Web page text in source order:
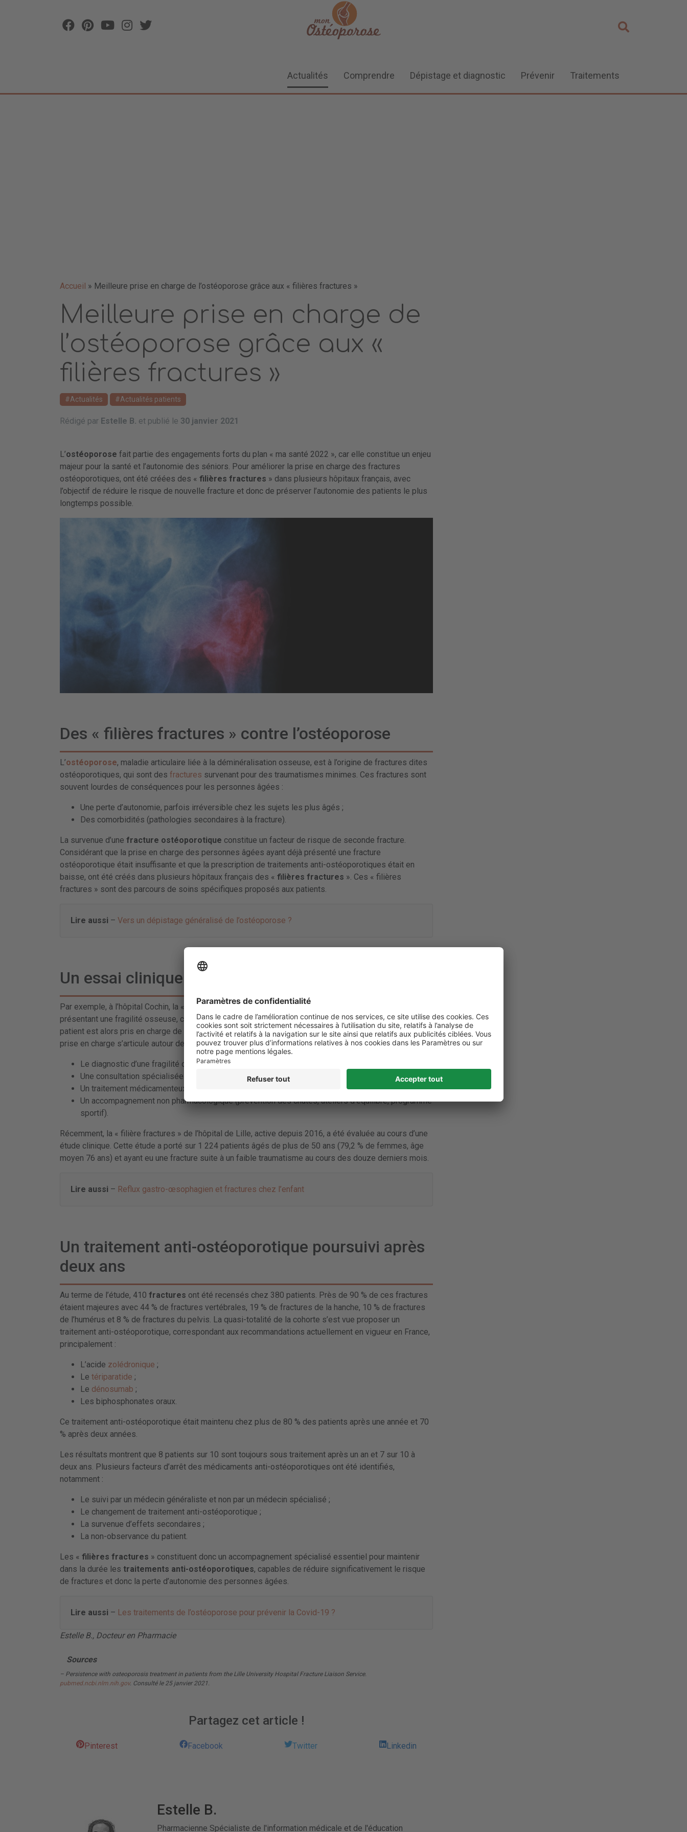
Actualités Comprendre Dépistage et diagnostic Prévenir Traitements
Accueil » Meilleure prise en charge de l’ostéoporose grâce aux « filières fractures »
Meilleure prise en charge de
l’ostéoporose grâce aux «
filières fractures »
Actualités Actualités patients
Rédigé par Estelle B. et publié le 30 janvier 2021
L’ostéoporose fait partie des engagements forts du plan « ma santé 2022 », car elle constitue un enjeu
majeur pour la santé et l’autonomie des séniors. Pour améliorer la prise en charge des fractures
ostéoporotiques, ont été créées des « filières fractures » dans plusieurs hôpitaux français, avec
l’objectif de réduire le risque de nouvelle fracture et donc de préserver l’autonomie des patients le plus
longtemps possible.
Des « filières fractures » contre l’ostéoporose
L’ostéoporose, maladie articulaire liée à la déminéralisation osseuse, est à l’origine de fractures dites
ostéoporotiques, qui sont des fractures survenant pour des traumatismes minimes. Ces fractures sont
souvent lourdes de conséquences pour les personnes âgées :
Une perte d’autonomie, parfois irréversible chez les sujets les plus âgés ;
Des comorbidités (pathologies secondaires à la fracture).
La survenue d’une fracture ostéoporotique constitue un facteur de risque de seconde fracture.
Considérant que la prise en charge des personnes âgées ayant déjà présenté une fracture
ostéoporotique était insuffisante et que la prescription de traitements anti-ostéoporotiques était en
baisse, ont été créés dans plusieurs hôpitaux français des « filières fractures ». Ces « filières
fractures » sont des parcours de soins spécifiques proposés aux patients.
Lire aussi – Vers un dépistage généralisé de l’ostéoporose ?
Un essai clinique pour évaluer leur efficacité
Par exemple, à l’hôpital Cochin, la « filière fractures» est proposée aux patients de plus de 50 ans
présentant une fragilité osseuse, caractérisée par une fracturesuite à un traumatisme minime. Le
patient est alors pris en charge de manière spécifique dès son passage en chirurgie orthopédique. Cette
prise en charge s’articule autour de plusieurs axes :
Le diagnostic d’une fragilité osseuse (mesure de la densité minérale osseuse, bilans sanguins) ;
Une consultation spécialisée ;
Un traitement médicamenteux adapté (traitement
Un accompagnement non pharmacologique (prévention des chutes, ateliers d’équilibre, programme
sportif).
Récemment, la « filière fractures » de l’hôpital de Lille, active depuis 2016, a été évaluée au cours d’une
étude clinique. Cette étude a porté sur 1 224 patients âgés de plus de 50 ans (79,2 % de femmes, âge
moyen 76 ans) et ayant eu une fracture suite à un faible traumatisme au cours des douze derniers mois.
Lire aussi – Reflux gastro-œsophagien et fractures chez l’enfant
Un traitement anti-ostéoporotique poursuivi après
deux ans
Au terme de l’étude, 410 fractures ont été recensés chez 380 patients. Près de 90 % de ces fractures
étaient majeures avec 44 % de fractures vertébrales, 19 % de fractures de la hanche, 10 % de fractures
de l’humérus et 8 % de fractures du pelvis. La quasi-totalité de la cohorte s’est vue proposer un
traitement anti-ostéoporotique, correspondant aux recommandations actuellement en vigueur en France,
principalement :
L’acide zolédronique ;
Le tériparatide ;
Le dénosumab ;
Les biphosphonates oraux.
Ce traitement anti-ostéoporotique était maintenu chez plus de 80 % des patients après une année et 70
% après deux années.
Les résultats montrent que 8 patients sur 10 sont toujours sous traitement après un an et 7 sur 10 à
deux ans. Plusieurs facteurs d’arrêt des médicaments anti-ostéoporotiques ont été identifiés,
notamment :
Le suivi par un médecin généraliste et non par un médecin spécialisé ;
Le changement de traitement anti-ostéoporotique ;
La survenue d’effets secondaires ;
La non-observance du patient.
Les « filières fractures » constituent donc un accompagnement spécialisé essentiel pour maintenir
dans la durée les traitements anti-ostéoporotiques, capables de réduire significativement le risque
de fractures et donc la perte d’autonomie des personnes âgées.
Lire aussi – Les traitements de l’ostéoporose pour prévenir la Covid-19 ?
Estelle B., Docteur en Pharmacie
Sources
– Persistence with osteoporosis treatment in patients from the Lille University Hospital Fracture Liaison Service.
pubmed.ncbi.nlm.nih.gov. Consulté le 25 janvier 2021.
Partagez cet article !
Pinterest Facebook Twitter Linkedin
Estelle B.
Pharmacienne Spécialiste de l'information médicale et de l'éducation